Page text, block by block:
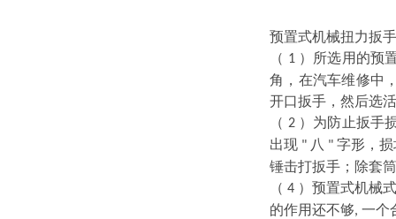
预置式机械扭力扳
（ 1 ）所选用的预
角，在汽车维修中
开口扳手，然后选
（ 2 ）为防止扳手
出现 " 八 "字形，
锤击打扳手；除套
（4 ）预置式机械
的作用还不够, 一个